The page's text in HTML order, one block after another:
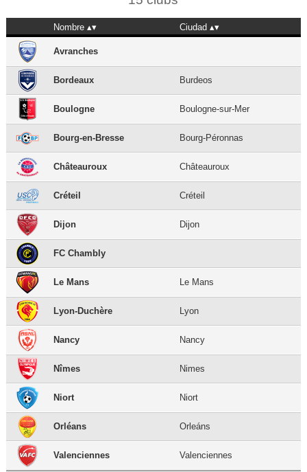
Nombre Ciudad
Avranches
Bordeaux Burdeos
Boulogne Boulogne-sur-Mer
Bourg-en-Bresse Bourg-Péronnas
Châteauroux Châteauroux
Créteil Créteil
Dijon Dijon
FC Chambly
Le Mans Le Mans
Lyon-Duchère Lyon
Nancy Nancy
Nîmes Nimes
Niort Niort
Orléans Orleáns
Valenciennes Valenciennes